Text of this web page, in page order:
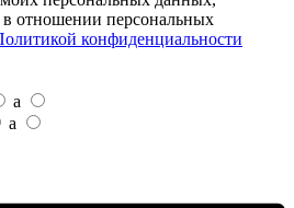
отношении персональных
конфиденциальности
a
a